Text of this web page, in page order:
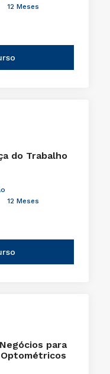
12 Meses
do Trabalho
12 Meses
para